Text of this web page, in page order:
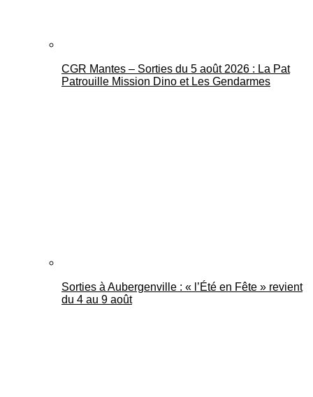
CGR Mantes – Sorties du 5 août 2026 : La Pat
Patrouille Mission Dino et Les Gendarmes
Sorties à Aubergenville : « l’Été en Fête » revient
du 4 au 9 août